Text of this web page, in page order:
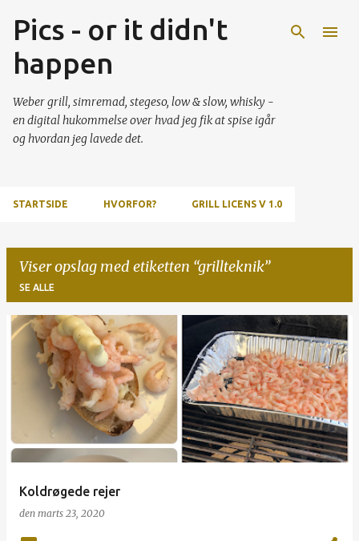
Gå videre til hovedindholdet
Pics - or it didn't
happen
Weber grill, simremad, stegeso, low & slow, whisky -
en digital hukommelse over hvad jeg fik at spise igår
og hvordan jeg lavede det.
STARTSIDE HVORFOR? GRILL LICENS V 1.0
Viser opslag med etiketten grillteknik
SE ALLE
O
g
Koldrøgede rejer
den marts 23, 2020